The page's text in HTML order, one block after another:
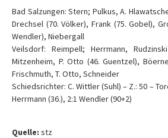
Bad Salzungen: Stern; Pulkus, A.
Drechsel (70. Völker), Frank (75. Gobel),
Wendler), Niebergall
Veilsdorf: Reimpell; Herrmann,
Mitzenheim, P. Otto (46. Guentzel),
Frischmuth, T. Otto, Schneider
Schiedsrichter: C. Wittler (Suhl) – Z.: 50 –
Herrmann (36.), 2:1 Wendler (90+2)
Quelle: stz